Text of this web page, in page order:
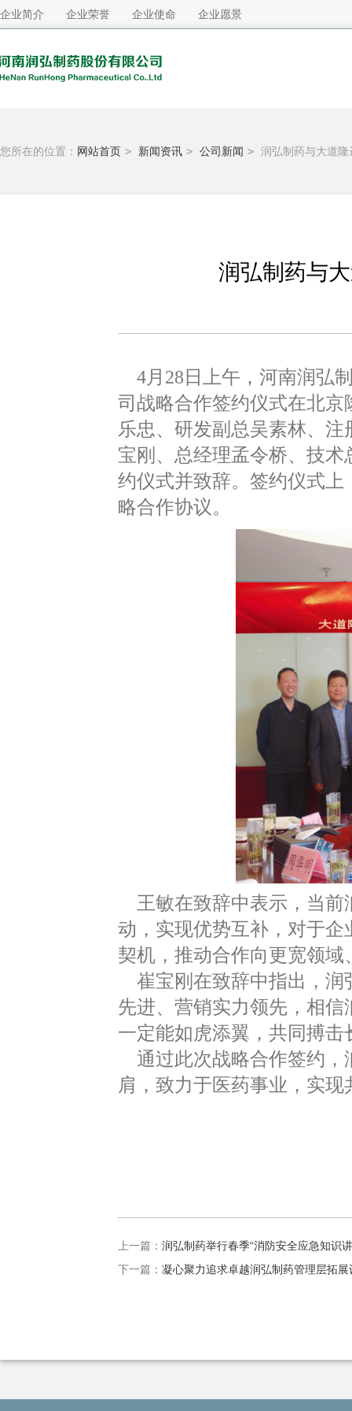
企业简介 企业荣誉 企业使命 企业愿景
您所在的位置： 网站首页 > 新闻资讯 > 公司新闻 > 润弘制药与大道
润弘制药与
4月28日上午，河南润弘
司战略合作签约仪式在北
乐忠、研发副总吴素林、
宝刚、总经理孟令桥、技
约仪式并致辞。签约仪式
略合作协议。
王敏在致辞中表示，当前
动，实现优势互补，对于
契机，推动合作向更宽领
崔宝刚在致辞中指出，润
先进、营销实力领先，相
一定能如虎添翼，共同搏
通过此次战略合作签约，
肩，致力于医药事业，实
上一篇： 润弘制药举行春季“消防安全应急知识
下一篇： 凝心聚力追求卓越润弘制药管理层拓